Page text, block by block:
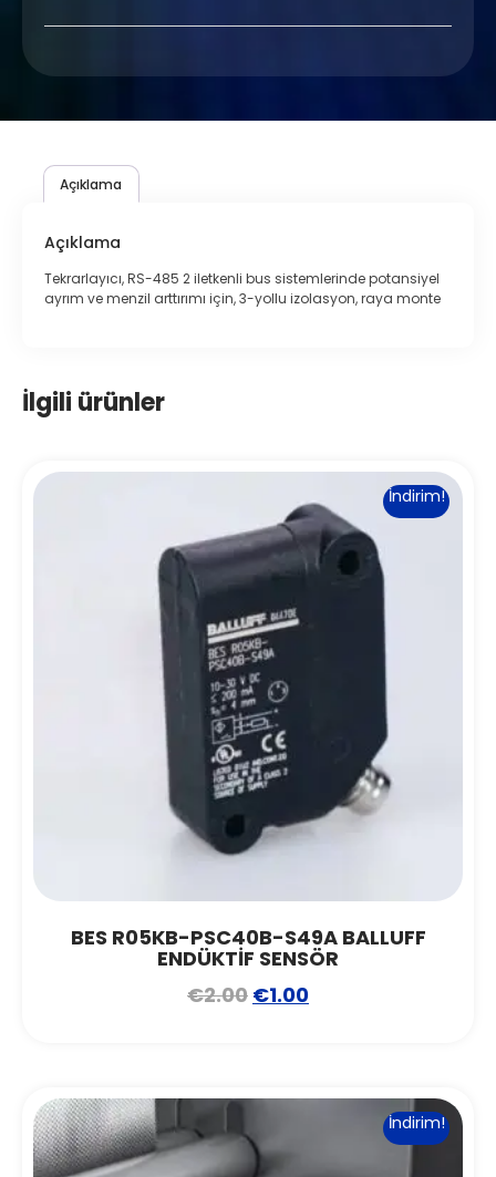
Açıklama
Açıklama
Tekrarlayıcı, RS-485 2 iletkenli bus sistemlerinde potansiyel
ayrım ve menzil arttırımı için, 3-yollu izolasyon, raya monte
İlgili ürünler
İndirim!
BES R05KB-PSC40B-S49A BALLUFF
ENDÜKTİF SENSÖR
€2.00 €1.00
İndirim!